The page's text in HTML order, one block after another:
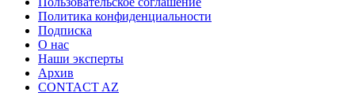
Политика конфиденциальности
Подписка
О нас
Наши эксперты
Архив
CONTACT AZ